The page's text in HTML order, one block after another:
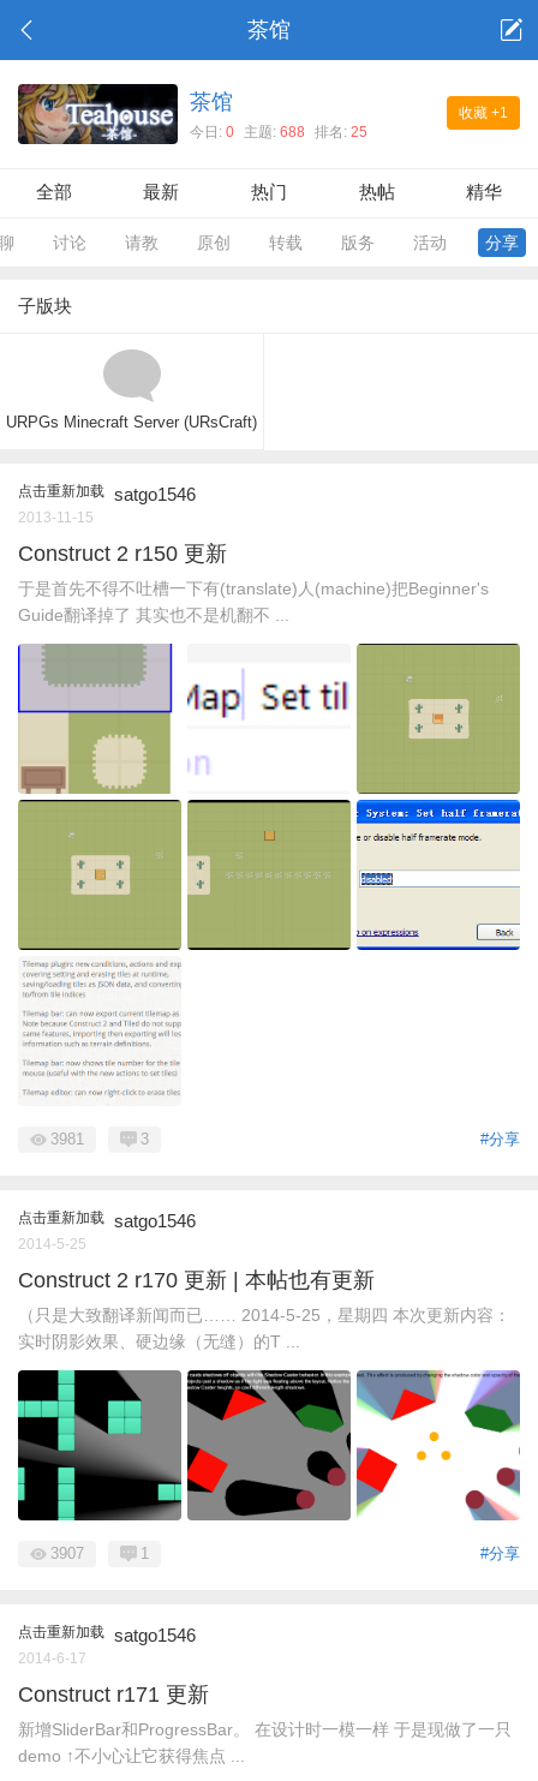
茶馆
收藏 +1
茶馆
今日:0 主题:688 排名:25
全部 最新 热门 热帖 精华
讨论 请教 原创 转载 版务 活动 分享
子版块
URPGs Minecraft Server (URsCraft)
点击重新加载 satgo1546
2013-11-15
Construct 2 r150 更新
于是首先不得不吐槽一下有(translate)人(machine)把Beginner's
Guide翻译掉了 其实也不是机翻不 ...
#分享
3981 3
点击重新加载 satgo1546
2014-5-25
Construct 2 r170 更新 | 本帖也有更新
（只是大致翻译新闻而已…… 2014-5-25，星期四 本次更新内容：
实时阴影效果、硬边缘（无缝）的T ...
#分享
3907 1
点击重新加载 satgo1546
2014-6-17
Construct r171 更新
新增SliderBar和ProgressBar。 在设计时一模一样 于是现做了一只
demo ↑不小心让它获得焦点 ...